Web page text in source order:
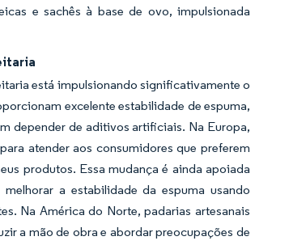
e sachês à base de ovo, impulsionada
está impulsionando significativamente o
excelente estabilidade de espuma,
depender de aditivos artificiais. Na Europa,
atender aos consumidores que preferem
produtos. Essa mudança é ainda apoiada
a estabilidade da espuma usando
Na América do Norte, padarias artesanais
a mão de obra e abordar preocupações de